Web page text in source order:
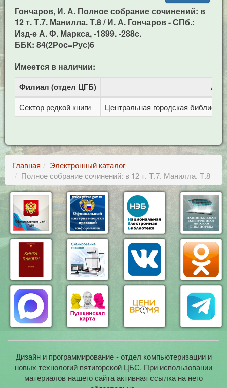
Гончаров, И. А. Полное собрание сочинений: в
12 т. Т.7. Манилла. Т.8 / И. А. Гончаров - СПб.:
Изд-е А. Ф. Маркса, -1899. -288c.
ББК: 84(2Рос=Рус)6
Имеется в наличии:
Филиал (отдел ЦГБ)
Сектор редкой книги Центральная городская
Главная
Электронный каталог
Полное собрание сочинений: в 12 т. Т.7. Манилла. Т.8
Дизайн и программирование - отдел компьютеризации и
новых технологий пятигорской ЦБС. При использовании
материалов нашего сайта активная ссылка на него